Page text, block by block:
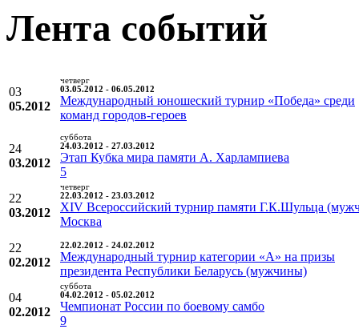
Лента событий
03
05.2012
четверг
03.05.2012 - 06.05.2012
Международный юношеский турнир «Победа» среди
команд городов-героев
24
03.2012
суббота
24.03.2012 - 27.03.2012
Этап Кубка мира памяти А. Харлампиева
5
22
03.2012
четверг
22.03.2012 - 23.03.2012
XIV Всероссийский турнир памяти Г.К.Шульца
Москва
22
02.2012
22.02.2012 - 24.02.2012
Международный турнир категории «А» на призы
президента Республики Беларусь (мужчины)
04
02.2012
суббота
04.02.2012 - 05.02.2012
Чемпионат России по боевому самбо
9